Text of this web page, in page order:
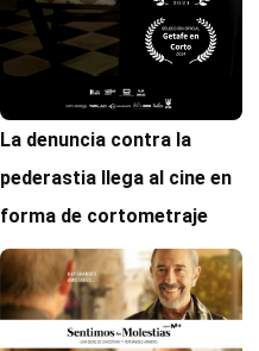
La denuncia contra la
pederastia llega al cine en
forma de cortometraje